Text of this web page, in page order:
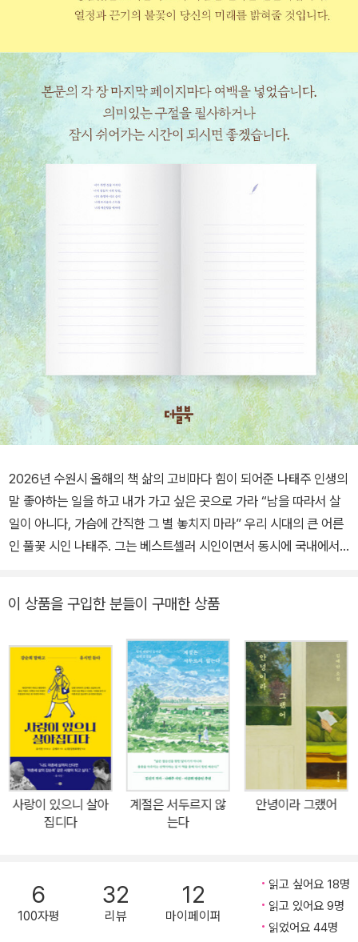
2026년 수원시 올해의 책 삶의 고비마다 힘이 되어준 나태주 인생의
말 좋아하는 일을 하고 내가 가고 싶은 곳으로 가라 “남을 따라서 살
일이 아니다, 가슴에 간직한 그 별 놓치지 마라” 우리 시대의 큰 어른
인 풀꽃 시인 나태주. 그는 베스트셀러 시인이면서 동시에 국내에서
게 공감과 감동을 주었던 글귀들을 가려 뽑아 엮은 책이다. 초등학생
들에게는 내일의 꿈을 심어주고, 청소년들에게는 가슴에 반짝이는 별
을 잃지 말라고 당부하고, 대학생들에게는 미래를 향한 가슴 벅찬 희
망의 날개를 달아 주었다. 자신감을 잃어버린 어른들에게는 가고 싶
었던 길을 가라고 응원하며 자존감이 낮은 사람들에게 더 나를 사랑
하고 아끼며 살라고 조언한다. 이 책을 읽다 보면 온 마음을 다해 사랑
으로 나를 위해 아낌없이 모든 인생의 지혜를 다 내어주고 싶어 하는
노시인의 간절하고 따뜻한 마음을 느낄 수 있다. 삶을 끝까지 잘 살아
내는 것, 그것으로 충분하다 나태주 시인에게 이런 말을 하는 사람이
많다고 한다. “사는 것이 너무 힘듭니다. 하루하루를 버티며 살아가는
잘 살아내는 것이 중요합니다. 이번 생에 버스를 놓쳤다고 포기하거
나 슬퍼하지 마세요. 다음 버스가 반드시 옵니다.” 자존감의 회복을
돕는 따스한 목소리 우리는 삶이 고단하여 수시로 포기하고 싶은 순
이 상품을 구입한 분들이 구매한 상품
사랑이 있으니 살아
집디다
계절은 서두르지 않
는다
안녕이라 그랬어
6
100자평
32
리뷰
12
마이페이퍼
읽고 싶어요 18명
읽고 있어요 9명
읽었어요 44명